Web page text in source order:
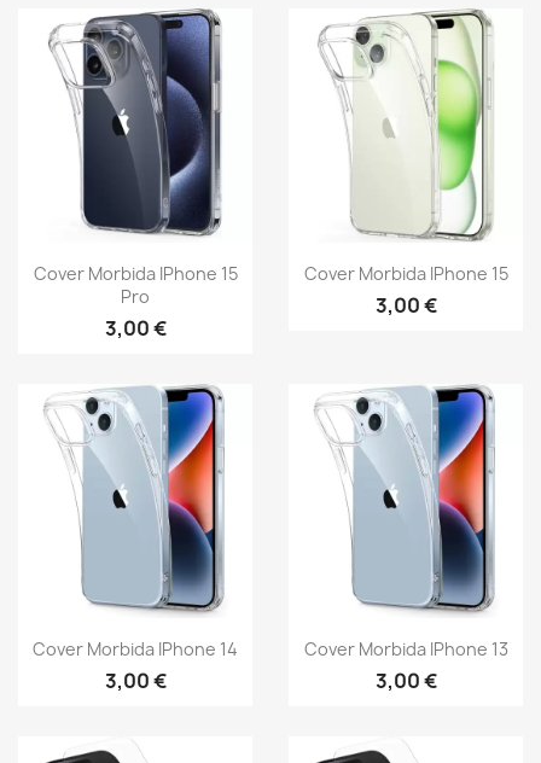
Cover Morbida IPhone 15
Pro
3,00 €
Cover Morbida IPhone 15
3,00 €
Cover Morbida IPhone 14
3,00 €
Cover Morbida IPhone 13
3,00 €